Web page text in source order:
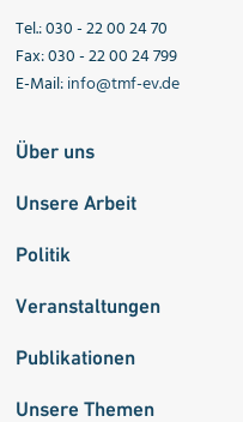
Tel.: 030 - 22 00 24 70
Fax: 030 - 22 00 24 799
E-Mail:info@tmf-ev.de
Über uns
Unsere Arbeit
Politik
Veranstaltungen
Publikationen
Unsere Themen